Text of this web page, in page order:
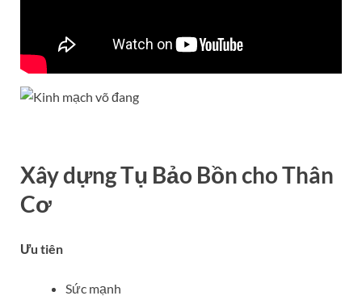
Xây dựng Tụ Bảo Bồn cho Thân
Cơ
Ưu tiên
Sức mạnh